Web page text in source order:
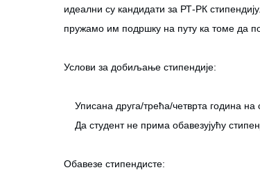
идеални су кандидати за РТ-РК
пружамо им подршку на путу ка томе да
Услови за добиљање стипендије:
Уписана друга/трећа/четврта година на
Да студент не прима обавезујућу
Обавезе стипендисте: